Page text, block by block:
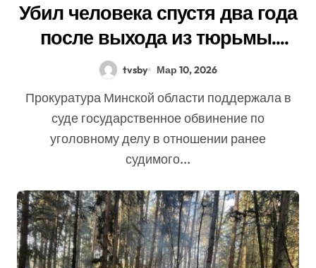
Убил человека спустя два года
после выхода из тюрьмы.
Житель Молодечно
приговорен к 19 годам
колонии
tvsby Мар 10, 2026
Прокуратура Минской области поддержала в
суде государственное обвинение по
уголовному делу в отношении ранее
судимого...